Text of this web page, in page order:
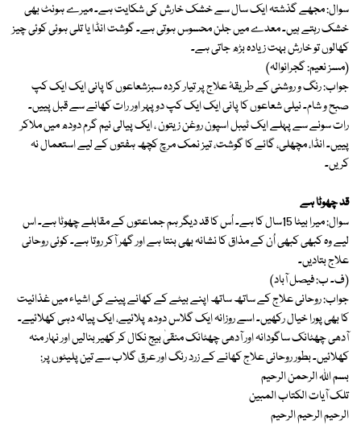
سوال: مجھے گذشتہ ایک سال سے خشک خارش کی شکایت ہے۔ میرے ہونٹ بھی
خشک رہتے ہیں۔ معدے میں جلن محسوس ہوتی ہے۔ گوشت انڈا یا تلی ہوئی کوئی چیز
کھالوں تو خارش بہت زیادہ بڑھ جاتی ہے۔
(مسز نعیم: گجرانوالہ)
جواب: رنگ و روشنی کے طریقۂ علاج پر تیار کردہ سبزشعاعوں کا پانی ایک ایک کپ
صبح و شام۔ نیلی شعاعوں کا پانی ایک ایک کپ دوپہر اور رات کھانے سے قبل پییں۔
رات سونے سے پہلے ایک ٹیبل اسپون روغن زیتون ، ایک پیالی نیم گرم دودھ میں ملاکر
پییں۔ انڈا، مچھلی، گائے کا گوشت، تیز نمک مرچ کچھ ہفتوں کے لیے استعمال نہ
کریں۔
قد چھوٹا ہے
سوال: میرا بیٹا 15سال کا ہے۔ اُس کا قد دیگر ہم جماعتوں کے مقابلے چھوٹا ہے۔ اس
لیے وہ کبھی کبھی اُن کے مذاق کا نشانہ بھی بنتا ہے اور گھر آکر روتا ہے۔ کوئی روحانی
علاج بتادیں۔
(ف۔ ب: فیصل آباد)
جواب: روحانی علاج کے ساتھ ساتھ اپنے بیٹے کے کھانے پینے کی اشیاء میں غذائیت
کا بھی پورا خیال رکھیں۔ اسے روزانہ ایک گلاس دودھ پلائیے، ایک پیالہ دہی کھلائیے۔
آدھی چھٹانک ساگودانہ اور آدھی چھٹانک منقیٰ بیج نکال کر کھیر بنالیں اور نہار منہ
کھلائیں۔ بطور روحانی علاج کھانے کے زرد رنگ اور عرق گلاب سے تین پلیٹوں پر:
بسم اﷲ الرحمن الرحیم
تلک آیات الکتاب المبین
الرحیم الرحیم الرحیم